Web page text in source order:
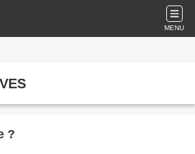
MENU
?